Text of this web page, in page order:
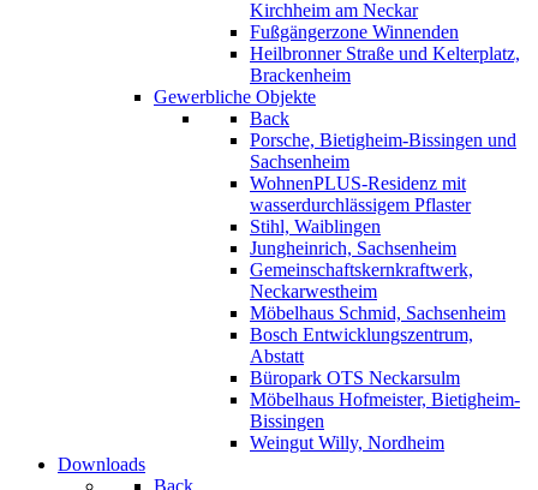
Kirchheim am Neckar
Fußgängerzone Winnenden
Heilbronner Straße und Kelterplatz,
Brackenheim
Gewerbliche Objekte
Back
Porsche, Bietigheim-Bissingen und
Sachsenheim
WohnenPLUS-Residenz mit
wasserdurchlässigem Pflaster
Stihl, Waiblingen
Jungheinrich, Sachsenheim
Gemeinschaftskernkraftwerk,
Neckarwestheim
Möbelhaus Schmid, Sachsenheim
Bosch Entwicklungszentrum,
Abstatt
Büropark OTS Neckarsulm
Möbelhaus Hofmeister, Bietigheim-
Bissingen
Weingut Willy, Nordheim
Downloads
Back